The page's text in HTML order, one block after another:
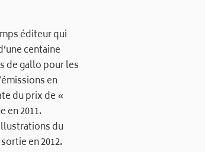
éditeur qui
centaine
de gallo pour les
en
du prix de «
en 2011.
du
en 2012.